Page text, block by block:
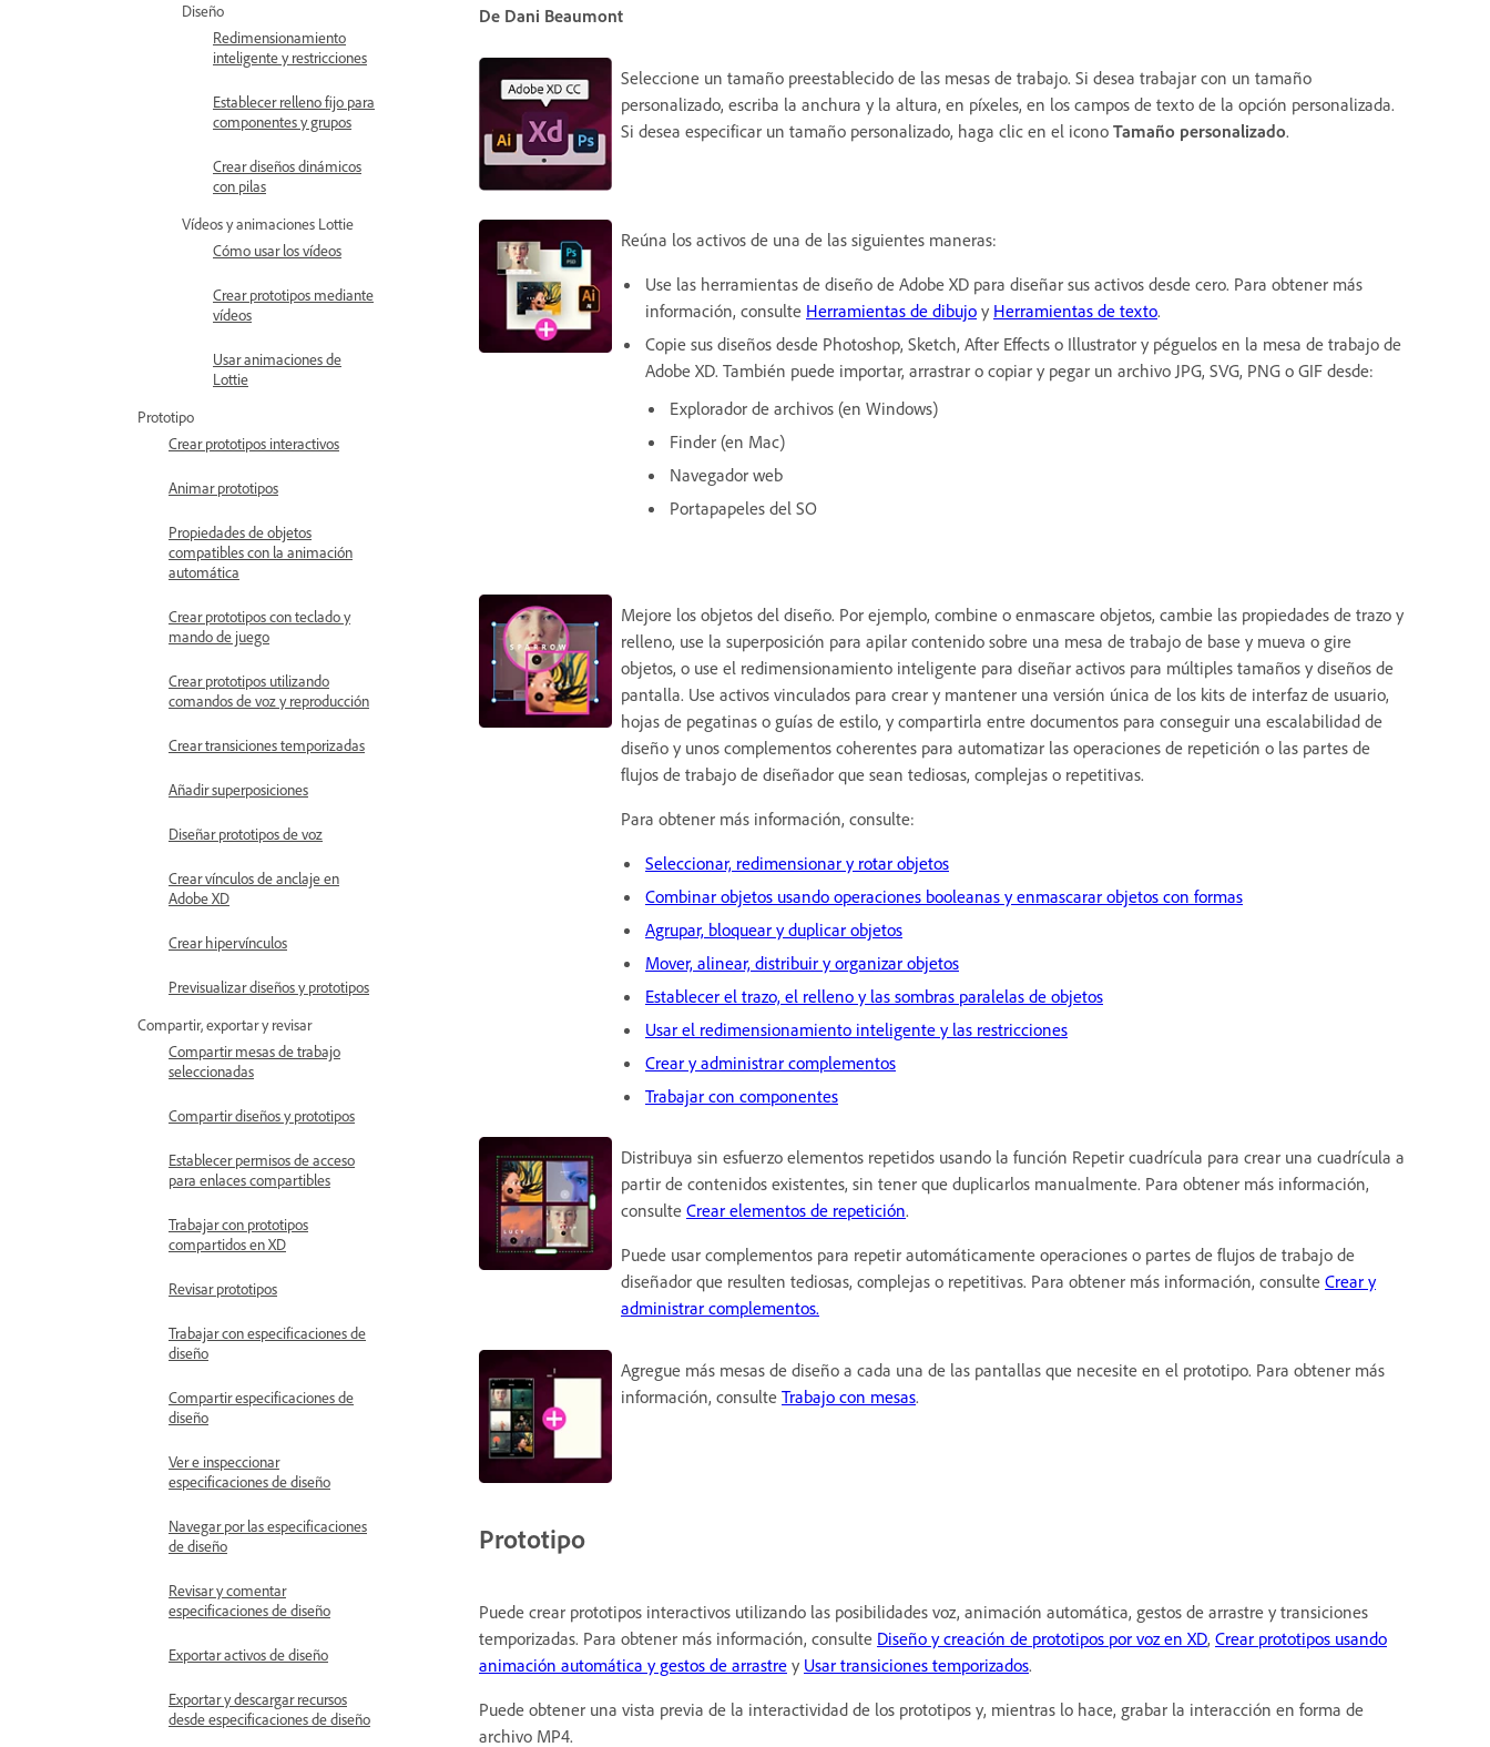
Diseño
Redimensionamiento
inteligente y restricciones
Establecer relleno fijo para
componentes y grupos
Crear diseños dinámicos
con pilas
Vídeos y animaciones Lottie
Cómo usar los vídeos
Crear prototipos mediante
vídeos
Usar animaciones de
Lottie
Prototipo
Crear prototipos interactivos
Animar prototipos
Propiedades de objetos
compatibles con la animación
automática
Crear prototipos con teclado y
mando de juego
Crear prototipos utilizando
comandos de voz y reproducción
Crear transiciones temporizadas
Añadir superposiciones
Diseñar prototipos de voz
Crear vínculos de anclaje en
Adobe XD
Crear hipervínculos
Previsualizar diseños y prototipos
Compartir, exportar y revisar
Compartir mesas de trabajo
seleccionadas
Compartir diseños y prototipos
Establecer permisos de acceso
para enlaces compartibles
Trabajar con prototipos
compartidos en XD
Revisar prototipos
Trabajar con especificaciones de
diseño
Compartir especificaciones de
diseño
Ver e inspeccionar
especificaciones de diseño
Navegar por las especificaciones
de diseño
Revisar y comentar
especificaciones de diseño
Exportar activos de diseño
Exportar y descargar recursos
desde especificaciones de diseño
De Dani Beaumont
Seleccione un tamaño preestablecido de las mesas de trabajo. Si desea trabajar con un tamaño
personalizado, escriba la anchura y la altura, en píxeles, en los campos de texto de la opción personalizada.
Si desea especificar un tamaño personalizado, haga clic en el icono Tamaño personalizado.
Reúna los activos de una de las siguientes maneras:
Use las herramientas de diseño de Adobe XD para diseñar sus activos desde cero. Para obtener más
información, consulte Herramientas de dibujo y Herramientas de texto.
Copie sus diseños desde Photoshop, Sketch, After Effects o Illustrator y péguelos en la mesa de trabajo de
Adobe XD. También puede importar, arrastrar o copiar y pegar un archivo JPG, SVG, PNG o GIF desde:
Explorador de archivos (en Windows)
Finder (en Mac)
Navegador web
Portapapeles del SO
Mejore los objetos del diseño. Por ejemplo, combine o enmascare objetos, cambie las propiedades de trazo y
relleno, use la superposición para apilar contenido sobre una mesa de trabajo de base y mueva o gire
objetos, o use el redimensionamiento inteligente para diseñar activos para múltiples tamaños y diseños de
pantalla. Use activos vinculados para crear y mantener una versión única de los kits de interfaz de usuario,
hojas de pegatinas o guías de estilo, y compartirla entre documentos para conseguir una escalabilidad de
diseño y unos complementos coherentes para automatizar las operaciones de repetición o las partes de
flujos de trabajo de diseñador que sean tediosas, complejas o repetitivas.
Para obtener más información, consulte:
Seleccionar, redimensionar y rotar objetos
Combinar objetos usando operaciones booleanas y enmascarar objetos con formas
Agrupar, bloquear y duplicar objetos
Mover, alinear, distribuir y organizar objetos
Establecer el trazo, el relleno y las sombras paralelas de objetos
Usar el redimensionamiento inteligente y las restricciones
Crear y administrar complementos
Trabajar con componentes
Distribuya sin esfuerzo elementos repetidos usando la función Repetir cuadrícula para crear una cuadrícula a
partir de contenidos existentes, sin tener que duplicarlos manualmente. Para obtener más información,
consulte Crear elementos de repetición.
Puede usar complementos para repetir automáticamente operaciones o partes de flujos de trabajo de
diseñador que resulten tediosas, complejas o repetitivas. Para obtener más información, consulte Crear y
administrar complementos.
Agregue más mesas de diseño a cada una de las pantallas que necesite en el prototipo. Para obtener más
información, consulte Trabajo con mesas.
Prototipo
Puede crear prototipos interactivos utilizando las posibilidades voz, animación automática, gestos de arrastre y transiciones
temporizadas. Para obtener más información, consulte Diseño y creación de prototipos por voz en XD, Crear prototipos usando
animación automática y gestos de arrastre y Usar transiciones temporizados.
Puede obtener una vista previa de la interactividad de los prototipos y, mientras lo hace, grabar la interacción en forma de
archivo MP4.